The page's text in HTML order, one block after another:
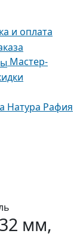
Мастер-
Натура Рафия
мм,